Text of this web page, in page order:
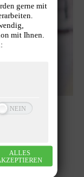
Pany
gerne mit
mit Ihnen.
ALLES